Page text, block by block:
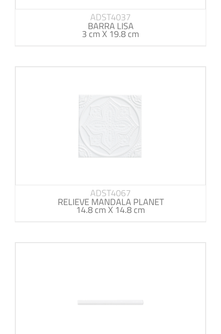
ADST4037
BARRA LISA
3 cm X 19.8 cm
ADST4067
RELIEVE MANDALA PLANET
14.8 cm X 14.8 cm